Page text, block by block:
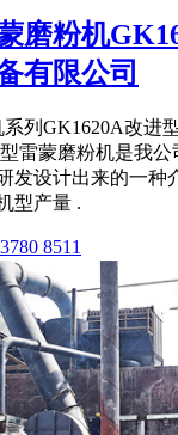
磨粉机
有限公司
列GK1620A改进
雷蒙磨粉机是我
发设计出来的一种
型产量 .
8511